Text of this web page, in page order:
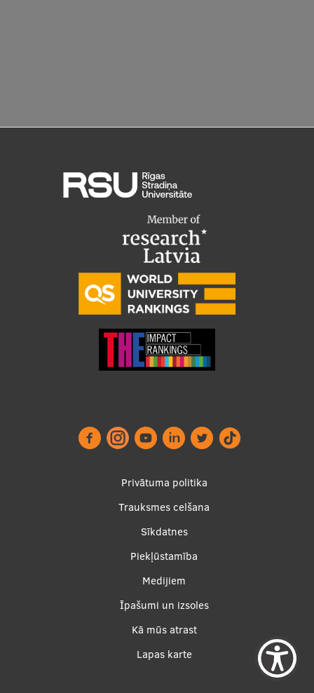
Privātuma politika
Trauksmes celšana
Sīkdatnes
Piekļūstamība
Medijiem
Īpašumi un izsoles
Kā mūs atrast
Lapas karte